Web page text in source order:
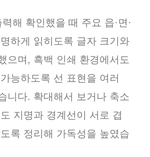
해 확인했을 때 주요 읍·면·
하게 읽히도록 글자 크기와
으며, 흑백 인쇄 환경에서도
능하도록 선 표현을 여러
니다. 확대해서 보거나 축소
지명과 경계선이 서로 겹
록 정리해 가독성을 높였습